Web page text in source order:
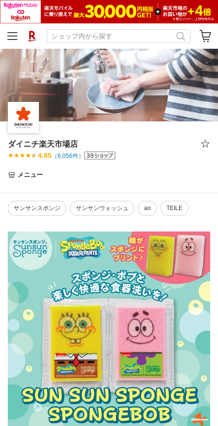
ダイニチ楽天市場店
4.85 （8,056件）
メニュー
サンサンスポンジ サンサンウォッシュ ao TEILE